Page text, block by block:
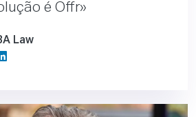
é Offr
Law